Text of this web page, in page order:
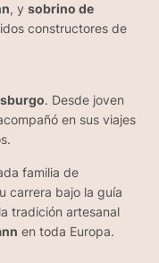
, y sobrino de
constructores de
. Desde joven
en sus viajes
familia de
carrera bajo la guía
tradición artesanal
en toda Europa.